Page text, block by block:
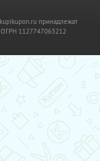
принадлежат
1127747063212